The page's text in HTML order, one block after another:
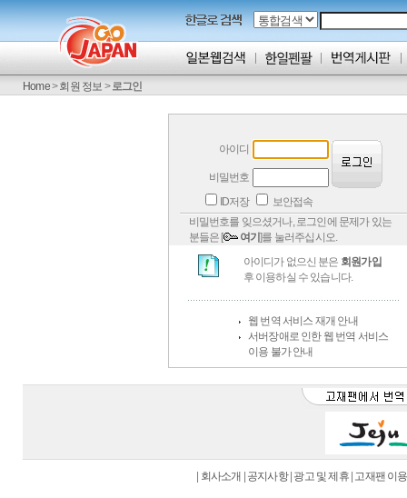
Home>회원 정보 >로그인
아이디
비밀번호
ID저장
보안접속
비밀번호를 잊으셨거나, 로그인에 문제가 있는
분들은 [
여기]를 눌러주십시오.
아이디가 없으신 분은 회원가입
후 이용하실 수 있습니다.
웹 번역 서비스 재개 안내
서버장애로 인한 웹 번역 서비스
이용 불가 안내
회사소개 공지사항| 광고 및 제휴| 고재팬 이